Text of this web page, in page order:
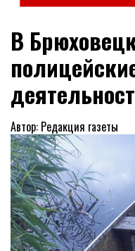
В
Автор: Редакция газеты